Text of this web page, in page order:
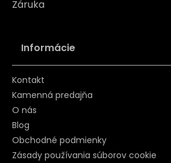
Záruka
Informácie
Kontakt
Kamenná predajňa
O nás
Blog
Obchodné podmienky
Zásady používania súborov cookie